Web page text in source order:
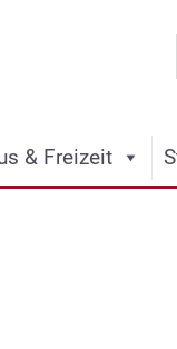
& Freizeit